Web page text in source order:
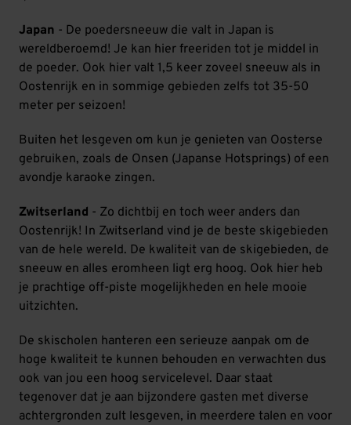
Japan - De poedersneeuw die valt in Japan is
wereldberoemd! Je kan hier freeriden tot je middel in
de poeder. Ook hier valt 1,5 keer zoveel sneeuw als in
Oostenrijk en in sommige gebieden zelfs tot 35-50
meter per seizoen!
Buiten het lesgeven om kun je genieten van Oosterse
gebruiken, zoals de Onsen (Japanse Hotsprings) of een
avondje karaoke zingen.
Zwitserland - Zo dichtbij en toch weer anders dan
Oostenrijk! In Zwitserland vind je de beste skigebieden
van de hele wereld. De kwaliteit van de skigebieden, de
sneeuw en alles eromheen ligt erg hoog. Ook hier heb
je prachtige off-piste mogelijkheden en hele mooie
uitzichten.
De skischolen hanteren een serieuze aanpak om de
hoge kwaliteit te kunnen behouden en verwachten dus
ook van jou een hoog servicelevel. Daar staat
tegenover dat je aan bijzondere gasten met diverse
achtergronden zult lesgeven, in meerdere talen en voor